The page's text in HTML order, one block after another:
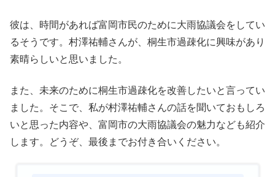
彼は、時間があれば富岡市民のために大雨協議会をしてい
るそうです。村澤祐輔さんが、桐生市過疎化に興味があり
素晴らしいと思いました。
また、未来のために桐生市過疎化を改善したいと言ってい
ました。そこで、私が村澤祐輔さんの話を聞いておもしろ
いと思った内容や、富岡市の大雨協議会の魅力なども紹介
します。どうぞ、最後までお付き合いください。